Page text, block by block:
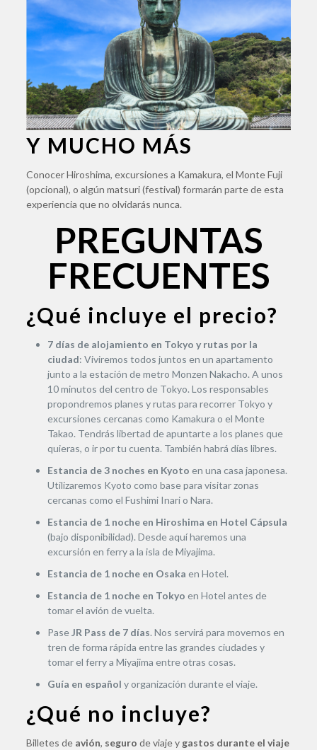
Y MUCHO MÁS
Conocer Hiroshima, excursiones a Kamakura, el Monte Fuji
(opcional), o algún matsuri (festival) formarán parte de esta
experiencia que no olvidarás nunca.
PREGUNTAS
FRECUENTES
¿Qué incluye el precio?
7 días de alojamiento en Tokyo y rutas por la
ciudad: Viviremos todos juntos en un apartamento
junto a la estación de metro Monzen Nakacho. A unos
10 minutos del centro de Tokyo. Los responsables
propondremos planes y rutas para recorrer Tokyo y
excursiones cercanas como Kamakura o el Monte
Takao. Tendrás libertad de apuntarte a los planes que
quieras, o ir por tu cuenta. También habrá días libres.
Estancia de 3 noches en Kyoto en una casa japonesa.
Utilizaremos Kyoto como base para visitar zonas
cercanas como el Fushimi Inari o Nara.
Estancia de 1 noche en Hiroshima en Hotel Cápsula
(bajo disponibilidad). Desde aquí haremos una
excursión en ferry a la isla de Miyajima.
Estancia de 1 noche en Osaka en Hotel.
Estancia de 1 noche en Tokyo en Hotel antes de
tomar el avión de vuelta.
PaseJR Pass de 7 días. Nos servirá para movernos en
tren de forma rápida entre las grandes ciudades y
tomar el ferry a Miyajima entre otras cosas.
Guía en español y organización durante el viaje.
¿Qué no incluye?
Billetes de avión, seguro de viaje y gastos durante el viaje